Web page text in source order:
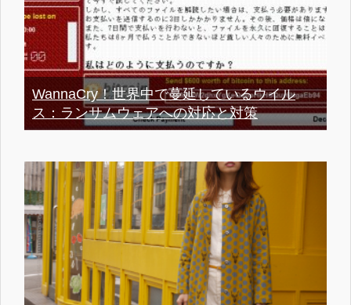
WannaCry！世界中で蔓延しているウイル
ス：ランサムウェアへの対応と対策